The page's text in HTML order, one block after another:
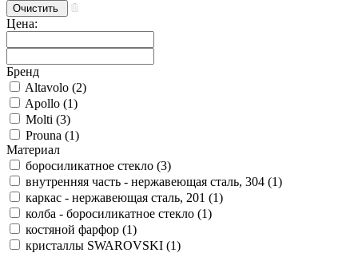
Цена:
Бренд
Altavolo (2)
Apollo (1)
Molti (3)
Prouna (1)
Материал
боросиликатное стекло (3)
внутренняя часть - нержавеющая сталь, 304 (1)
каркас - нержавеющая сталь, 201 (1)
колба - боросиликатное стекло (1)
костяной фарфор (1)
кристаллы SWAROVSKI (1)